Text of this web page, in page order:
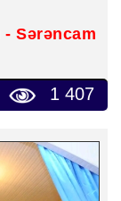
- Sərəncam
1 407